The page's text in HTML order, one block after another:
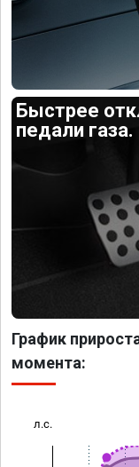
Быстрее
педали газа.
График
момента:
л.с.